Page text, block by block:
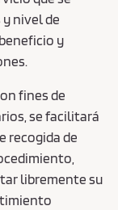
nivel de
y
fines de
se facilitará
recogida de
libremente su